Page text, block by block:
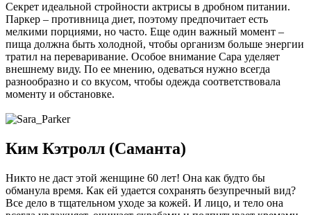
Секрет идеальной стройности актрисы в дробном питании.
Паркер – противница диет, поэтому предпочитает есть
мелкими порциями, но часто. Еще один важный момент –
пища должна быть холодной, чтобы организм больше энергии
тратил на переваривание. Особое внимание Сара уделяет
внешнему виду. По ее мнению, одеваться нужно всегда
разнообразно и со вкусом, чтобы одежда соответствовала
моменту и обстановке.
Ким Кэтролл (Саманта)
Никто не даст этой женщине 60 лет! Она как будто бы
обманула время. Как ей удается сохранять безупречный вид?
Все дело в тщательном уходе за кожей. И лицо, и тело она